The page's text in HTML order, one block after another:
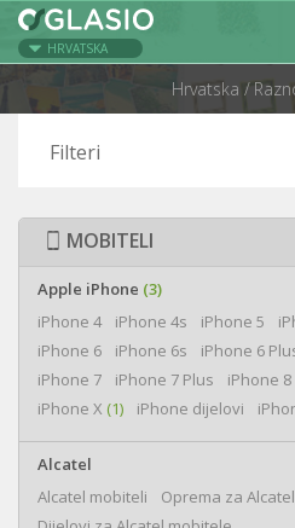
HRVATSKA
Hrvatska
Filteri
MOBITELI
Apple iPhone (3)
iPhone 4
iPhone 4s iPhone 5
iPhone 6
iPhone 6s iPhone 6
iPhone 7
iPhone 7 Plus iPhone 8
iPhone X (1) iPhone dijelovi
Alcatel
Alcatel mobiteli
Oprema za